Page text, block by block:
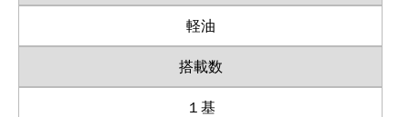
軽油
搭載数
１基